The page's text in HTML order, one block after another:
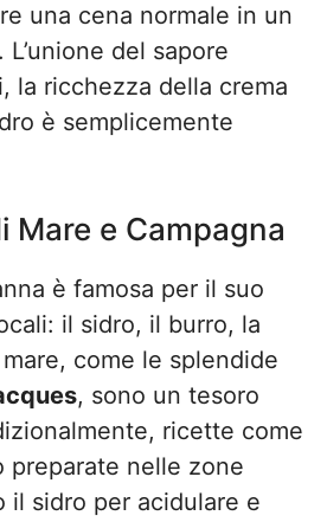
una cena normale in un
del sapore
la ricchezza della crema
è semplicemente
Mare e Campagna
è famosa per il suo
il sidro, il burro, la
come le splendide
, sono un tesoro
ricette come
preparate nelle zone
il sidro per acidulare e